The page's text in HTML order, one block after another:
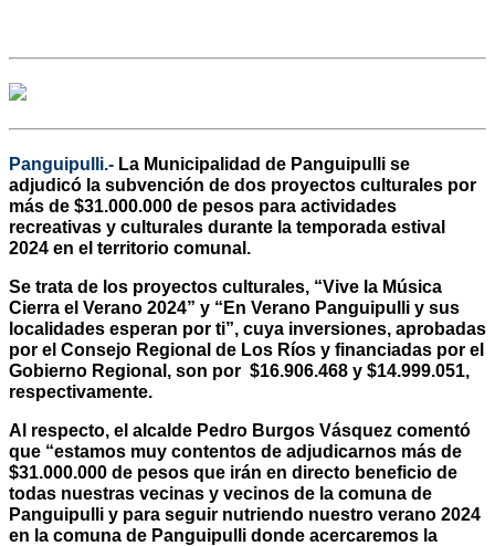
Panguipulli.- La Municipalidad de Panguipulli se
adjudicó la subvención de dos proyectos culturales por
más de $31.000.000 de pesos para actividades
recreativas y culturales durante la temporada estival
2024 en el territorio comunal.
Se trata de los proyectos culturales, “Vive la Música
Cierra el Verano 2024” y “En Verano Panguipulli y sus
localidades esperan por ti”, cuya inversiones, aprobadas
por el Consejo Regional de Los Ríos y financiadas por el
Gobierno Regional, son por $16.906.468 y $14.999.051,
respectivamente.
Al respecto, el alcalde Pedro Burgos Vásquez comentó
que “estamos muy contentos de adjudicarnos más de
$31.000.000 de pesos que irán en directo beneficio de
todas nuestras vecinas y vecinos de la comuna de
Panguipulli y para seguir nutriendo nuestro verano 2024
en la comuna de Panguipulli donde acercaremos la